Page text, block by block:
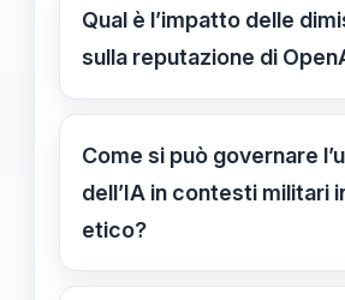
massa, l’uso di sistemi
e la mancanza di controllo
Qual è l’impatto delle
sulla reputazione di
Le dimissioni enfatizzano
tra innovazione e
influenzando l’immagine
dell’azienda e la fiducia
Come si può governare
dell’IA in contesti militari
etico?
È essenziale sviluppare